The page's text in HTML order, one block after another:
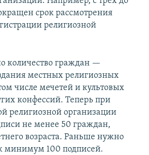
срок рассмотрения
религиозной
количество граждан —
местных религиозных
числе мечетей и культовых
конфессий. Теперь при
религиозной организации
не менее 50 граждан,
возраста. Раньше нужно
минимум 100 подписей.